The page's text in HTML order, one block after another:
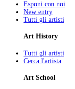
Esponi con noi
New entry
Tutti gli artisti
Art History
Tutti gli artisti
Cerca l'artista
Art School